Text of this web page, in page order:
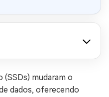
(SSDs) mudaram o
dados, oferecendo